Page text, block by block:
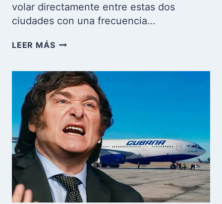
volar directamente entre estas dos
ciudades con una frecuencia…
LEER MÁSCUBANA
RESTABLECE
RUTA
LA
HABANA-
PANAMÁ:
PRECIOS
Y
DETALLES
DEL
VUELO